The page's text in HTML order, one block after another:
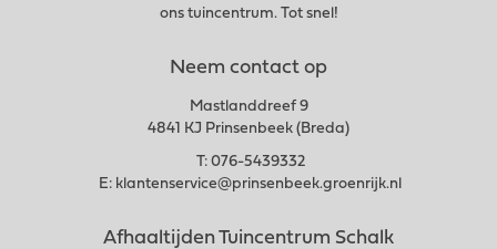
ons tuincentrum. Tot snel!
Neem contact op
Mastlanddreef 9
4841 KJ Prinsenbeek (Breda)
T: 076-5439332
E: klantenservice@prinsenbeek.groenrijk.nl
Afhaaltijden Tuincentrum Schalk